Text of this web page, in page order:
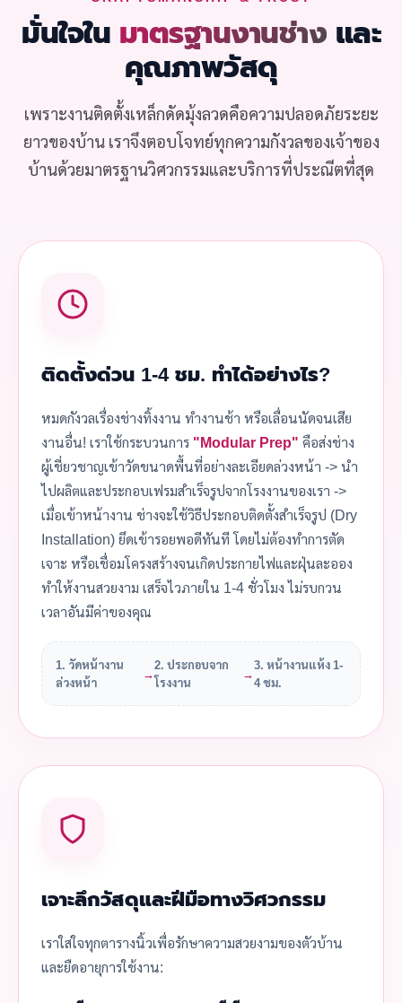
มั่นใจใน มาตรฐานงานช่าง และ
คุณภาพวัสดุ
เพราะงานติดตั้งเหล็กดัดมุ้งลวดคือความปลอดภัยระยะ
ยาวของบ้าน เราจึงตอบโจทย์ทุกความกังวลของเจ้าของ
บ้านด้วยมาตรฐานวิศวกรรมและบริการที่ประณีตที่สุด
ติดตั้งด่วน 1-4 ชม. ทำได้อย่างไร?
หมดกังวลเรื่องช่างทิ้งงาน ทำงานช้า หรือเลื่อนนัดจนเสีย
งานอื่น! เราใช้กระบวนการ "Modular Prep" คือส่งช่าง
ผู้เชี่ยวชาญเข้าวัดขนาดพื้นที่อย่างละเอียดล่วงหน้า -> นำ
ไปผลิตและประกอบเฟรมสำเร็จรูปจากโรงงานของเรา ->
เมื่อเข้าหน้างาน ช่างจะใช้วิธีประกอบติดตั้งสำเร็จรูป (Dry
Installation) ยึดเข้ารอยพอดีทันที โดยไม่ต้องทำการตัด
เจาะ หรือเชื่อมโครงสร้างจนเกิดประกายไฟและฝุ่นละออง
ทำให้งานสวยงาม เสร็จไวภายใน 1-4 ชั่วโมง ไม่รบกวน
เวลาอันมีค่าของคุณ
1. วัดหน้างาน
ล่วงหน้า
→
2. ประกอบจาก
โรงงาน
→
3. หน้างานแห้ง 1-
4 ชม.
เจาะลึกวัสดุและฝีมือทางวิศวกรรม
เราใส่ใจทุกตารางนิ้วเพื่อรักษาความสวยงามของตัวบ้าน
และยืดอายุการใช้งาน: